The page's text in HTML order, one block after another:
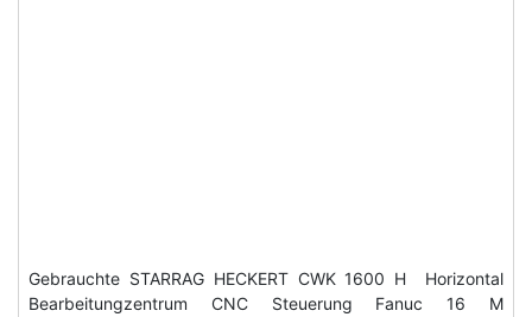
Gebrauchte STARRAG HECKERT CWK 1600 H Horizontal
Bearbeitungzentrum CNC Steuerung Fanuc 16 M